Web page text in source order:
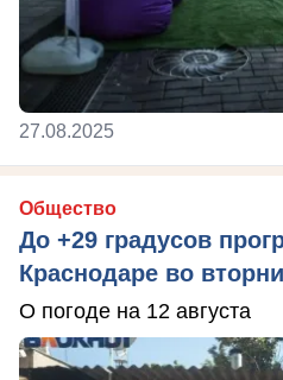
27.08.2025
Общество
До +29 градусов
Краснодаре во
О погоде на 12 августа